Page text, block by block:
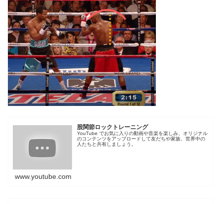
股関節ロックトレーニング
YouTube でお気に入りの動画や音楽を楽しみ、オリジナル
のコンテンツをアップロードして友だちや家族、世界中の
人たちと共有しましょう。
www.youtube.com